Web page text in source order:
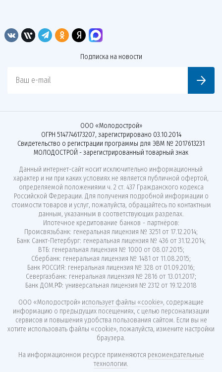
Подписка на новости
Ваш e-mail
ООО «Молодострой»
ОГРН 5147746173207, зарегистрировано 03.10.2014
Свидетельство о регистрации программы для ЭВМ № 2017613231
МОЛОДОСТРОЙ - зарегистрированный товарный знак
Данный интернет-сайт носит исключительно информационный
характер и ни при каких условиях не является публичной офертой,
определяемой положениями ч. 2 ст. 437 Гражданского кодекса
Российской Федерации. Для получения подробной информации о
стоимости товаров и услуг, пожалуйста, обращайтесь по контактным
данным, указанным в соответствующих разделах.
Ипотечное кредитование банков - партнёров:
Промсвязьбанк: генеральная лицензия № 3251 от 17.12.2014;
Банк Санкт-Петербург: генеральная лицензия № 436 от 31.12.2014;
ВТБ: генеральная лицензия № 1000 от 08.07.2015;
Сбербанк: генеральная лицензия № 1481 от 11.08.2015;
Банк РОССИЯ: генеральная лицензия № 328 от 01.09.2016;
Севергазбанк: генеральная лицензия № 2816 от 13.01.2017;
Банк ДОМ.РФ: универсальная лицензия № 2312 от 19.12.2018
ООО «Молодострой» использует файлы «cookie», содержащие
информацию о предыдущих посещениях, с целью персонализации
сервисов и повышения удобства пользования сайтом. Если вы не
хотите использовать файлы «cookie», пожалуйста, измените настройки
браузера.
На информационном ресурсе применяются рекомендательные
технологии.